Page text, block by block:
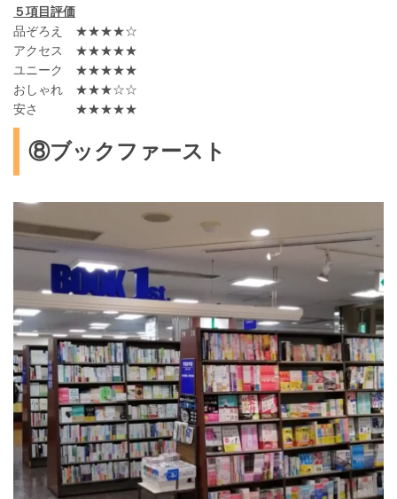
５項目評価
品ぞろえ ★★★★☆
アクセス ★★★★★
ユニーク ★★★★★
おしゃれ ★★★☆☆
安さ ★★★★★
⑧ブックファースト